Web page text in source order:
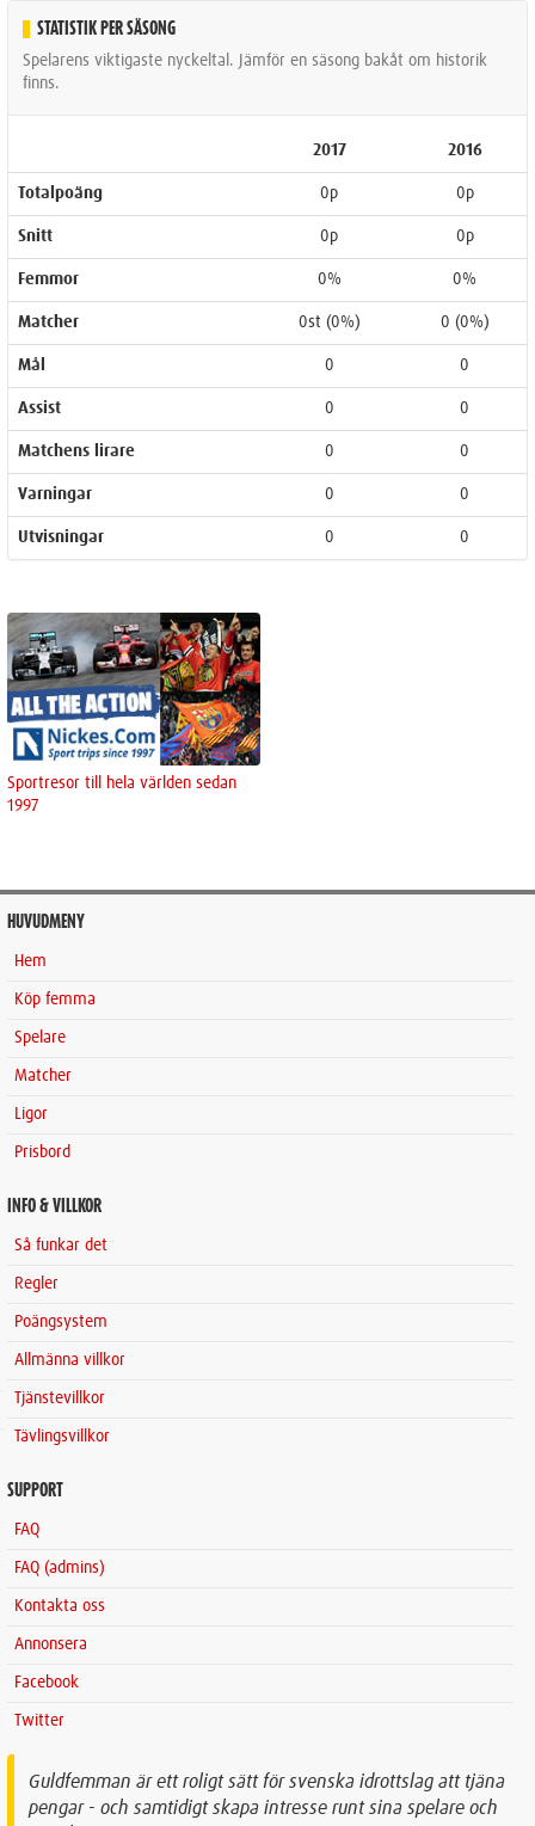
STATISTIK PER SÄSONG
Spelarens viktigaste nyckeltal. Jämför en säsong bakåt om historik
finns.
2017 2016
Totalpoäng 0p 0p
Snitt 0p 0p
Femmor 0% 0%
Matcher 0st (0%) 0 (0%)
Mål 0 0
Assist 0 0
Matchens lirare 0 0
Varningar 0 0
Utvisningar 0 0
Sportresor till hela världen sedan
1997
HUVUDMENY
Hem
Köp femma
Spelare
Matcher
Ligor
Prisbord
INFO & VILLKOR
Så funkar det
Regler
Poängsystem
Allmänna villkor
Tjänstevillkor
Tävlingsvillkor
SUPPORT
FAQ
FAQ (admins)
Kontakta oss
Annonsera
Facebook
Twitter
Guldfemman är ett roligt sätt för svenska idrottslag att tjäna
pengar - och samtidigt skapa intresse runt sina spelare och